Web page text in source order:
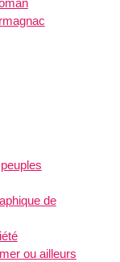
de
ou ailleurs